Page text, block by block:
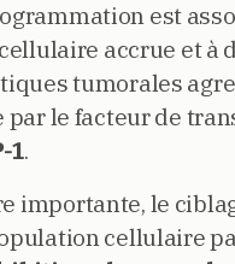
est
accrue et à
tumorales
par le facteur de
1.
importante, le
cellulaire